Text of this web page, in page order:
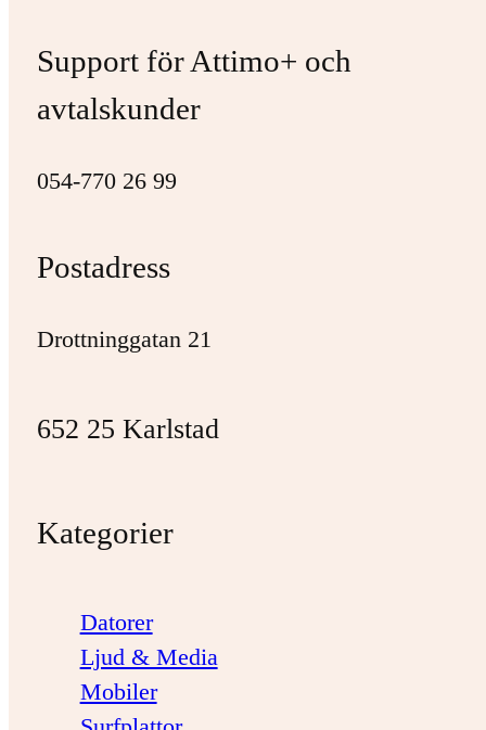
Support för Attimo+ och
avtalskunder
054-770 26 99
Postadress
Drottninggatan 21
652 25 Karlstad
Kategorier
Datorer
Ljud & Media
Mobiler